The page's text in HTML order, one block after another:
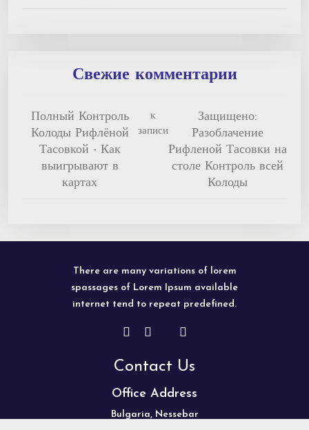
Свежие комментарии
Полный Контроль
Колоды Рифлёной
Тасовкой - Как
выигрывают в
картах
к
записи
Защищено:
Разоблачение
Рифленой Тасовки на
столе Контроль всей
Колоды
There are many variations of lorem
spassages of Lorem Ipsum available
internet tend to repeat predefined.
Contact Us
Office Address
Bulgaria, Nessebar